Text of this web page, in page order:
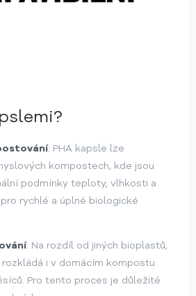
: PHA kapsle lze
kompostech, kde jsou
podmínky teploty, vlhkosti a
rychlé a úplné biologické
: Na rozdíl od jiných bioplastů,
rozkládá i v domácím kompostu
Pro tento proces je důležité